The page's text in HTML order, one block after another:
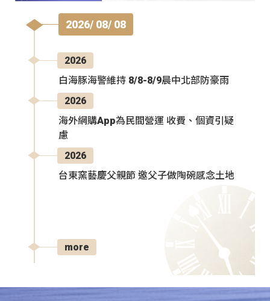
2026/ 08/ 08
2026
白海豚海警維持 8/8-8/9晨中北部防豪雨
2026
海外網購App為民間營運 收費、個資引疑
慮
2026
台東窯藝慶父親節 邀父子做陶碗感念土地
more